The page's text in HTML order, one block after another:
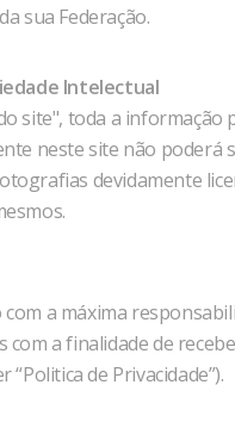
sua Federação.
Intelectual
site", toda a
neste site não poderá
devidamente
a máxima
a finalidade de
de Privacidade”).